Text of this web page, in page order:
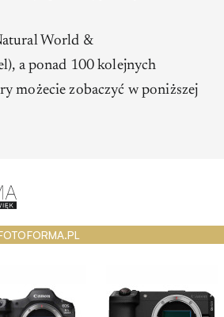
World &
), a ponad 100 kolejnych
możecie zobaczyć w poniższej